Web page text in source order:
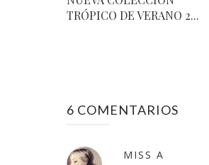
TRÓPICO DE VERANO 2...
6 COMENTARIOS
MISS A